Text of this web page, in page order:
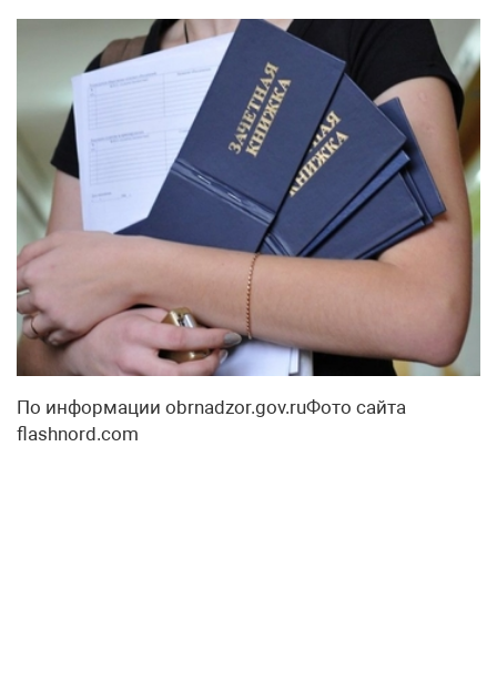
По информации obrnadzor.gov.ruФото сайта
flashnord.com